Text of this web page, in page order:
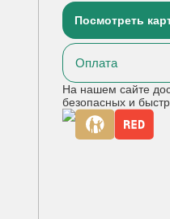
Посмотреть
Оплата
На нашем сайте
безопасных и